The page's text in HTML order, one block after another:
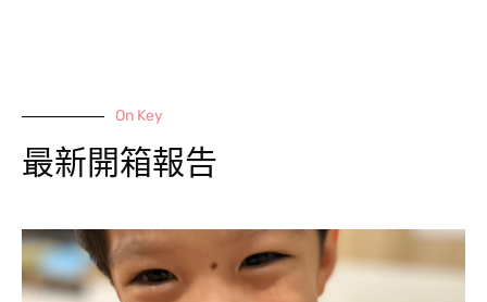
On Key
最新開箱報告